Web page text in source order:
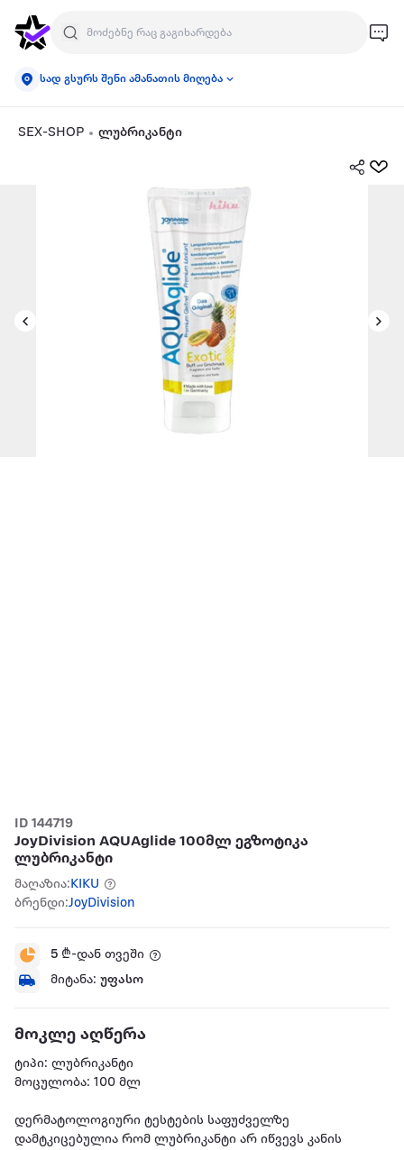
სად გსურს შენი ამანათის მიღება
SEX-SHOP ლუბრიკანტი
ID 144719
JoyDivision AQUAglide 100მლ ეგზოტიკა
ლუბრიკანტი
მაღაზია: KIKU
ბრენდი:JoyDivision
5 ₾-დან თვეში
მიტანა: უფასო
მოკლე აღწერა
ტიპი: ლუბრიკანტი
მოცულობა: 100 მლ
დერმატოლოგიური ტესტების საფუძველზე
დამტკიცებულია რომ ლუბრიკანტი არ იწვევს კანის